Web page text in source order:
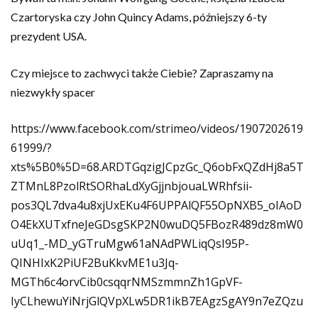
Czartoryska czy John Quincy Adams, późniejszy 6-ty
prezydent USA.
Czy miejsce to zachwyci także Ciebie? Zapraszamy na
niezwykły spacer
https://www.facebook.com/strimeo/videos/1907202619
61999/?
xts%5B0%5D=68.ARDTGqzigJCpzGc_Q6obFxQZdHj8a5T
ZTMnL8PzolRtSORhaLdXyGjjnbjouaLWRhfsii-
pos3QL7dva4u8xjUxEKu4F6UPPAlQF55OpNXB5_oIAoD
O4EkXUTxfneJeGDsgSKP2N0wuDQ5FBozR489dz8mW0
uUq1_-MD_yGTruMgw61aNAdPWLiqQsI95P-
QINHIxK2PiUF2BuKkvME1u3Jq-
MGTh6c4orvCib0csqqrNMSzmmnZh1GpVF-
IyCLhewuYiNrjGlQVpXLw5DR1ikB7EAgzSgAY9n7eZQzu